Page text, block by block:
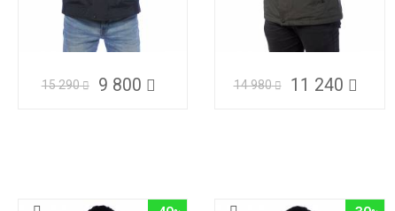
15 290 9 800 14 980 11 240